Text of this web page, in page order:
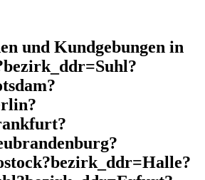
und Kundgebungen in